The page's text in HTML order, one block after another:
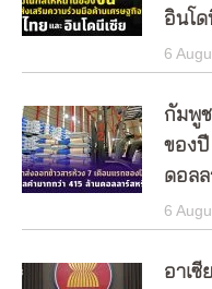
อินโด
6
กัมพูช
ของ
ดอล
6
อาเซี